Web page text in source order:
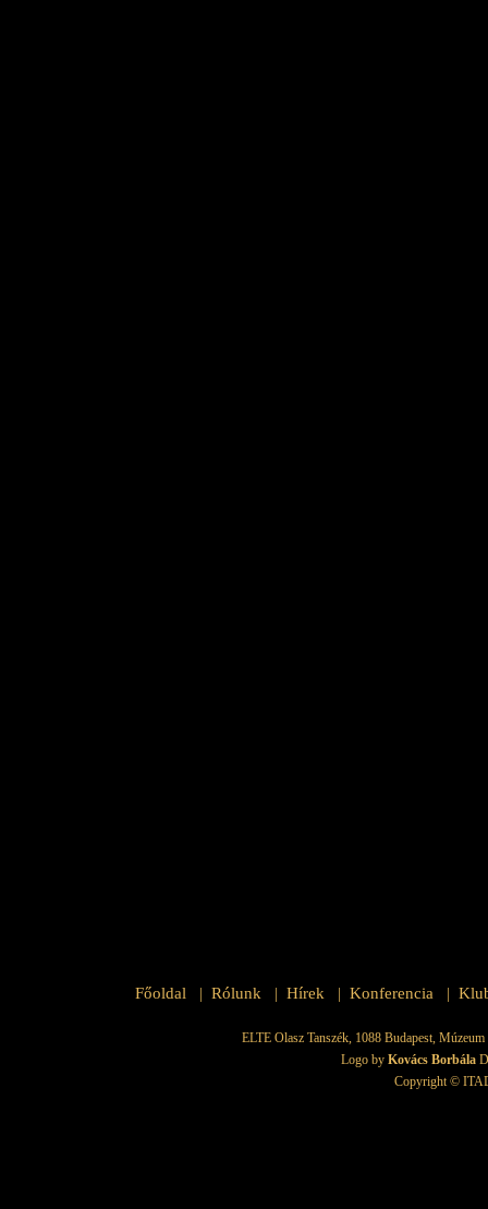
Főoldal| Rólunk| Hírek| Konferencia|
ELTE Olasz Tanszék, 1088 Budapest,
Logo by Kovács Borbála
Copyright ©